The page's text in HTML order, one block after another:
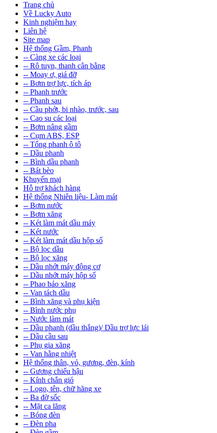
Trang chủ
Về Lucky Auto
Kinh nghiệm hay
Liên hệ
Site map
Hệ thống Gầm, Phanh
-- Càng xe các loại
-- Rô tuyn, thanh cân bằng
-- Moay ơ, giá đỡ
-- Bơm trợ lực, tích áp
-- Phanh trước
-- Phanh sau
-- Cầu phớt, bi nhào, trước, sau
-- Cao su các loại
-- Bơm nâng gầm
-- Cụm ABS, ESP
-- Tổng phanh ô tô
-- Dầu phanh
-- Bình dầu phanh
-- Bát bèo
Khuyến mại
Hỗ trợ khách hàng
Hệ thống Nhiên liệu- Làm mát
-- Bơm nước
-- Bơm xăng
-- Két làm mát dầu máy
-- Két nước
-- Két làm mát dầu hộp số
-- Bộ lọc dầu
-- Bộ lọc xăng
-- Dầu nhớt máy động cơ
-- Dầu nhớt máy hộp số
-- Phao báo xăng
-- Van tách dầu
-- Bình xăng và phụ kiện
-- Bình nước phụ
-- Nước làm mát
-- Dầu phanh (dầu thắng)/ Dầu trợ lực lái
-- Dầu cầu sau
-- Phụ gia xăng
-- Van hằng nhiệt
Hệ thống thân, vỏ, gương, đèn, kính
-- Gương chiếu hậu
-- Kính chắn gió
-- Logo, tên, chữ hãng xe
-- Ba đờ sốc
-- Mặt ca lăng
-- Bóng đèn
-- Đèn pha